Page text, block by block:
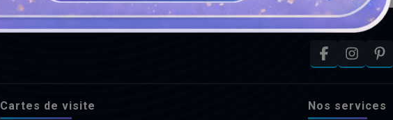
Cartes de visite Nos services